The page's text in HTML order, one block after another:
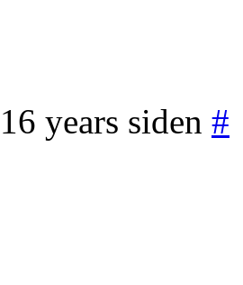
years siden #